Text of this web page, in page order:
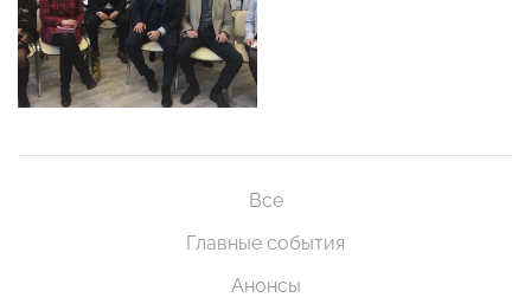
Все
Главные события
Анонсы